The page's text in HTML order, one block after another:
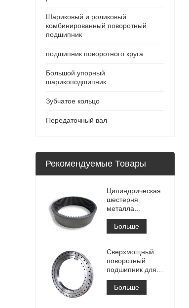
Шариковый и роликовый
комбинированный поворотный
подшипник
подшипник поворотного круга
Большой упорный
шарикоподшипник
Зубчатое кольцо
Передаточный вал
Рекомендуемые Товары
Цилиндрическая
шестерня
металла
зубчатого венца
высокой точности
большая
зубчатого венца с
обработкой
Азотирование
Больше
Сверхмощный
поворотный
подшипник для
портового
кранового
оборудования
Больше